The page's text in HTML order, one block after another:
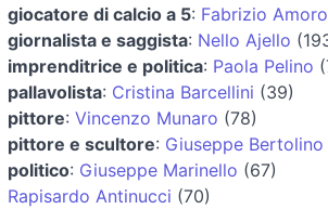
giocatore di calcio a 5: Fabrizio
giornalista e saggista: Nello Ajello
imprenditrice e politica: Paola Pelino
pallavolista: Cristina Barcellini (39)
pittore: Vincenzo Munaro (78)
pittore e scultore: Giuseppe Bertolino
politico: Giuseppe Marinello (67)
Rapisardo Antinucci (70)